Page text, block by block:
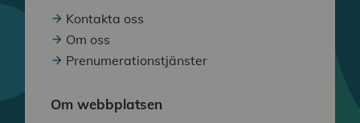
Kontakta oss
Om oss
Prenumerationstjänster
Om webbplatsen